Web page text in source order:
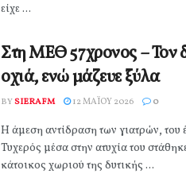
είχε ...
Στη ΜΕΘ 57χρονος – Τον
οχιά, ενώ μάζευε ξύλα
BYSIERAFM 12 ΜΑΪ́ΟΥ 2026 0
Η άμεση αντίδραση των γιατρών, του
Τυχερός μέσα στην ατυχία του
κάτοικος χωριού της δυτικής ...